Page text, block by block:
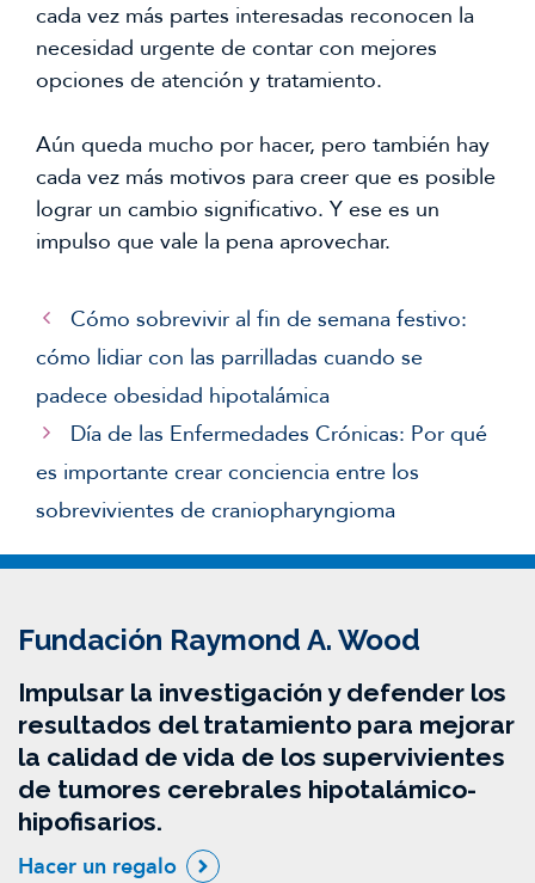
cada vez más partes interesadas reconocen la
necesidad urgente de contar con mejores
opciones de atención y tratamiento.
Aún queda mucho por hacer, pero también hay
cada vez más motivos para creer que es posible
lograr un cambio significativo. Y ese es un
impulso que vale la pena aprovechar.
Cómo sobrevivir al fin de semana festivo:
cómo lidiar con las parrilladas cuando se
padece obesidad hipotalámica
Día de las Enfermedades Crónicas: Por qué
es importante crear conciencia entre los
sobrevivientes de craniopharyngioma
Fundación Raymond A. Wood
Impulsar la investigación y defender los
resultados del tratamiento para mejorar
la calidad de vida de los supervivientes
de tumores cerebrales hipotalámico-
hipofisarios.
Hacer un regalo